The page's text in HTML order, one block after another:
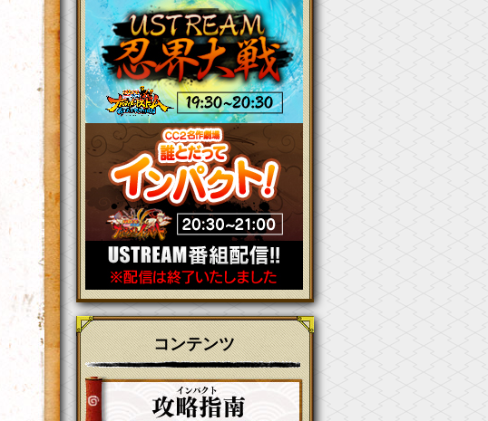
コンテンツ